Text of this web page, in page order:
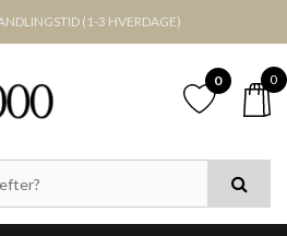
(1-3 HVERDAGE)
0 0